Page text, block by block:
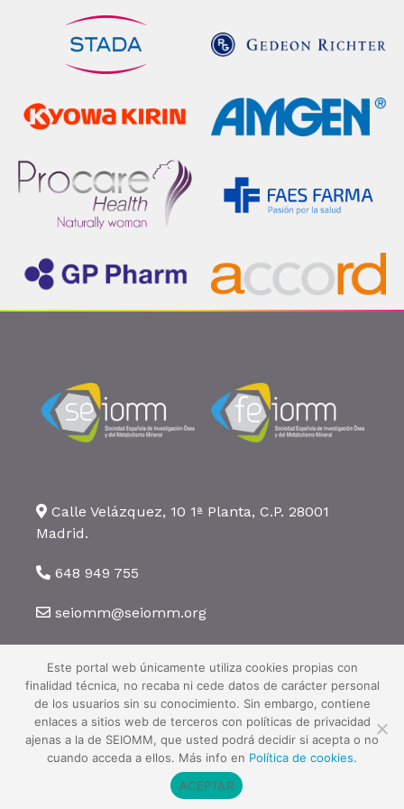
Calle Velázquez, 10 1ª Planta, C.P. 28001
Madrid.
648 949 755
seiomm@seiomm.org
©2026 SEIOMM. Todos los derechos reservados ·Aviso legal·Política
de privacidad ·Política de cookies
Este portal web únicamente utiliza cookies propias con
finalidad técnica, no recaba ni cede datos de carácter personal
de los usuarios sin su conocimiento. Sin embargo, contiene
enlaces a sitios web de terceros con políticas de privacidad
ajenas a la de SEIOMM, que usted podrá decidir si acepta o no
cuando acceda a ellos. Más info en Política de cookies.
ACEPTAR